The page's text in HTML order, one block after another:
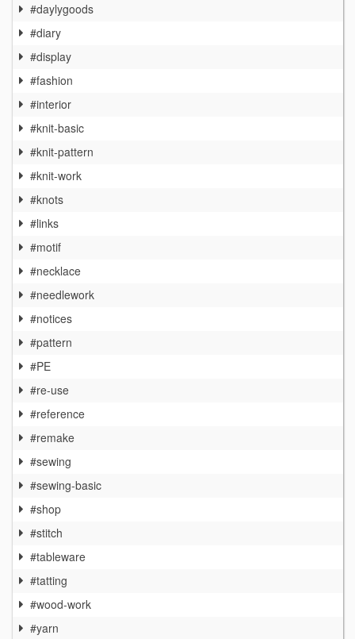
#daylygoods
#diary
#display
#fashion
#interior
#knit-basic
#knit-pattern
#knit-work
#knots
#links
#motif
#necklace
#needlework
#notices
#pattern
#PE
#re-use
#reference
#remake
#sewing
#sewing-basic
#shop
#stitch
#tableware
#tatting
#wood-work
#yarn